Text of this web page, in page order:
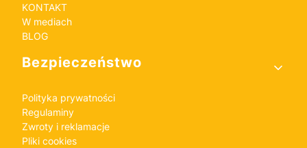
KONTAKT
W mediach
BLOG
Bezpieczeństwo
Polityka prywatności
Regulaminy
Zwroty i reklamacje
Pliki cookies